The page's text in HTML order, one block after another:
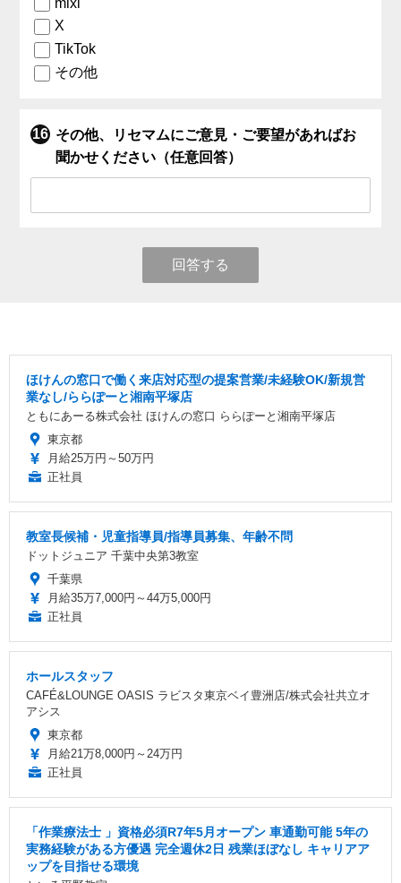
X
TikTok
その他
その他、リセマムにご意見・ご要望があればお
聞かせください（任意回答）
回答する
ほけんの窓口で働く来店対応型の提案営業/未経験OK/新規営
業なし/ららぽーと湘南平塚店
ともにあーる株式会社 ほけんの窓口 ららぽーと湘南平塚店
東京都
月給25万円～50万円
正社員
教室長候補・児童指導員/指導員募集、年齢不問
ドットジュニア 千葉中央第3教室
千葉県
月給35万7,000円～44万5,000円
正社員
ホールスタッフ
CAFÉ&LOUNGE OASIS ラビスタ東京ベイ豊洲店/株式会社共立オ
アシス
東京都
月給21万8,000円～24万円
正社員
「作業療法士 」資格必須R7年5月オープン 車通勤可能 5年の
実務経験がある方優遇 完全週休2日 残業ほぼなし キャリアア
ップを目指せる環境